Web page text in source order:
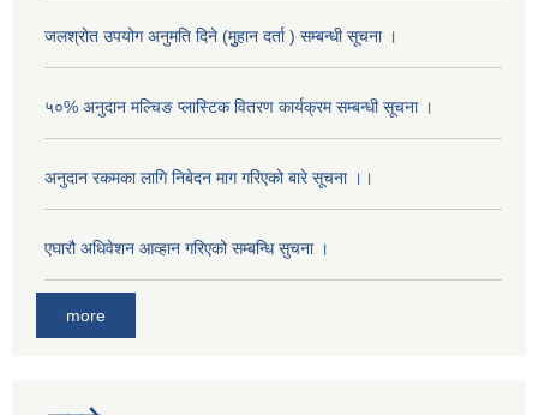
जलश्रोत उपयोग अनुमति दिने (मुुहान दर्ता ) सम्बन्धी सूचना ।
५०% अनुदान मल्चिङ प्लास्टिक वितरण कार्यक्रम सम्बन्धी सूचना ।
अनुदान रकमका लागि निबेदन माग गरिएको बारे सूचना ।।
एघारौ अधिवेशन आव्हान गरिएको सम्बन्धि सुचना ।
more